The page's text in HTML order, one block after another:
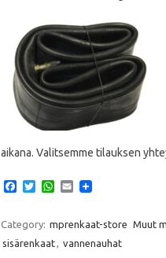
aikana. Valitsemme tilauksen
e
b
o
T
t
t
e
W
t
A
E
i
Category: mprenkaat-store Muut
sisärenkaat, vannenauhat